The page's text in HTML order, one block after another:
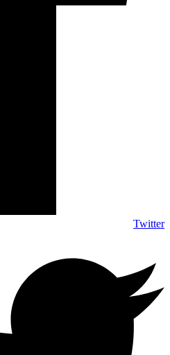
Twitter